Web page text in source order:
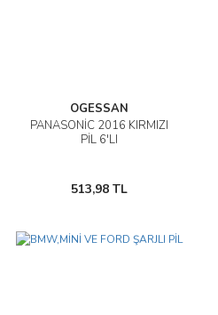
OGESSAN
PANASONİC 2016 KIRMIZI
PİL 6'LI
513,98 TL